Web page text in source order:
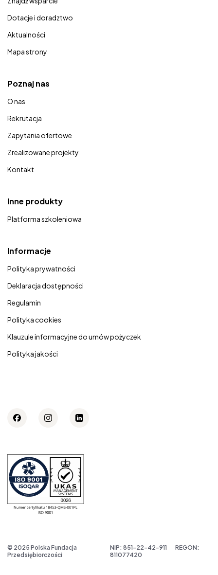
Dotacje i doradztwo
Aktualności
Mapa strony
Poznaj nas
O nas
Rekrutacja
Zapytania ofertowe
Zrealizowane projekty
Kontakt
Inne produkty
Platforma szkoleniowa
Informacje
Polityka prywatności
Deklaracja dostępności
Regulamin
Polityka cookies
Klauzule informacyjne do umów pożyczek
Polityka jakości
© 2025 Polska Fundacja
Przedsiębiorczości
NIP: 851-22-42-911
REGON:
811077420